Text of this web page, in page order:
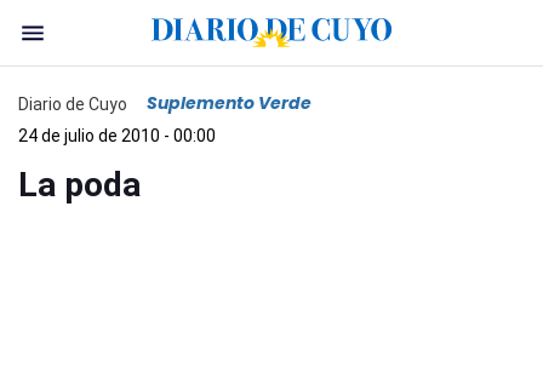
Diario de Cuyo Suplemento Verde
24 de julio de 2010 - 00:00
La poda